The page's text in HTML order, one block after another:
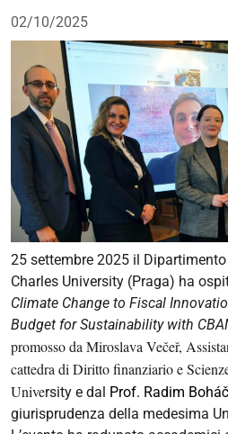
02/10/2025
25 settembre 2025 il
Charles University (Praga) ha
Climate Change to Fiscal
Budget for Sustainability with
promosso da Miroslava Večeř,
cattedra di Diritto finanziario e
University e dal Prof. Radim
giurisprudenza della medesima